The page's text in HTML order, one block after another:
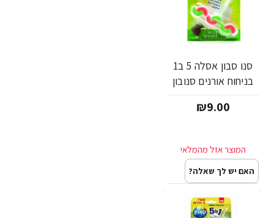
סנו סבון אסלה 5 ב1
בניחוח אורנים סנובון
₪9.00
האם יש לך שאלה?